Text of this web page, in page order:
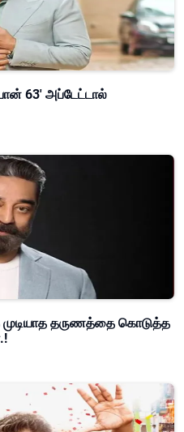
63' அப்டேட்டால்
தருணத்தை கொடுத்த